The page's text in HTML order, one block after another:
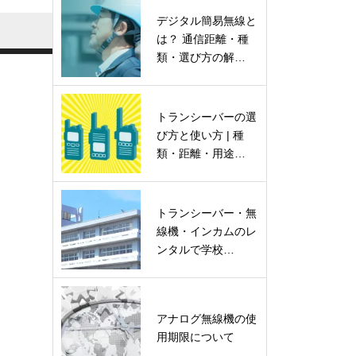
デジタル簡易無線と
は？ 通信距離・種
類・選び方の解…
トランシーバーの選
び方と使い方 | 種
類・距離・用途…
トランシーバー・無
線機・インカムのレ
ンタルで学校…
アナログ無線機の使
用期限について